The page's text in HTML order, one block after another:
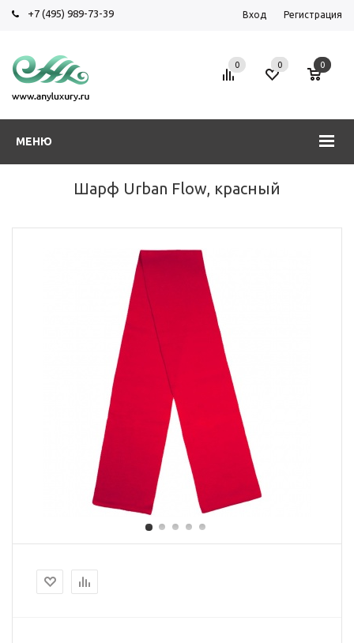
+7 (495) 989-73-39 Вход Регистрация
МЕНЮ
0 0 0
Шарф Urban Flow, красный